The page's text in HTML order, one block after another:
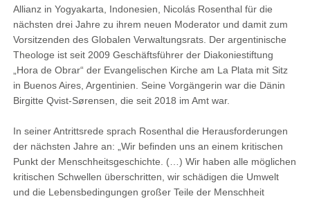
Allianz in Yogyakarta, Indonesien, Nicolás Rosenthal für die
nächsten drei Jahre zu ihrem neuen Moderator und damit zum
Vorsitzenden des Globalen Verwaltungsrats. Der argentinische
Theologe ist seit 2009 Geschäftsführer der Diakoniestiftung
„Hora de Obrar“ der Evangelischen Kirche am La Plata mit Sitz
in Buenos Aires, Argentinien. Seine Vorgängerin war die Dänin
Birgitte Qvist-Sørensen, die seit 2018 im Amt war.
In seiner Antrittsrede sprach Rosenthal die Herausforderungen
der nächsten Jahre an: „Wir befinden uns an einem kritischen
Punkt der Menschheitsgeschichte. (…) Wir haben alle möglichen
kritischen Schwellen überschritten, wir schädigen die Umwelt
und die Lebensbedingungen großer Teile der Menschheit